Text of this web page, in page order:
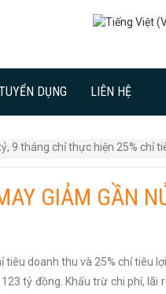
DỤNG LIÊN HỆ
9 tháng chỉ thực hiện 25% chỉ
GIẢM GẦN
doanh thu và 25% chỉ tiêu
tỷ đồng. Khấu trừ chi phí, lãi